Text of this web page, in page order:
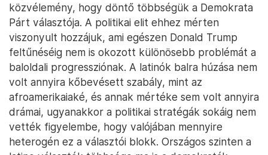
közvélemény, hogy döntő többségük a Demokrata
Párt választója. A politikai elit ehhez mérten
viszonyult hozzájuk, ami egészen Donald Trump
feltűnéséig nem is okozott különösebb problémát a
baloldali progressziónak. A latinók balra húzása nem
volt annyira kőbevésett szabály, mint az
afroamerikaiaké, és annak mértéke sem volt annyira
drámai, ugyanakkor a politikai stratégák sokáig nem
vették figyelembe, hogy valójában mennyire
heterogén ez a választói blokk. Országos szinten a